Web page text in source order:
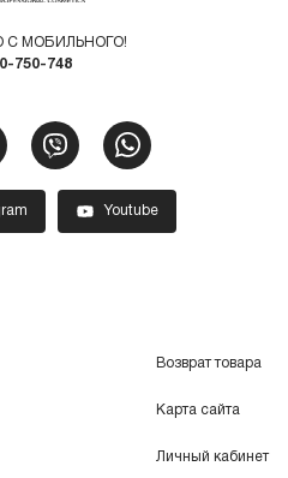
С МОБИЛЬНОГО!
750-748
Youtube
Возврат товара
Карта сайта
Личный кабинет